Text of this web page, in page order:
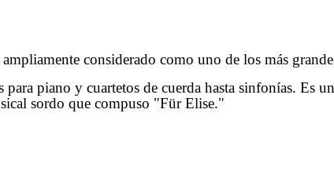
considerado como uno de los más
piano y cuartetos de cuerda hasta sinfonías. Es
sordo que compuso "Für Elise."